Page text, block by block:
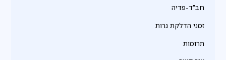
חב"ד-פדיה
זמני הדלקת נרות
תרומות